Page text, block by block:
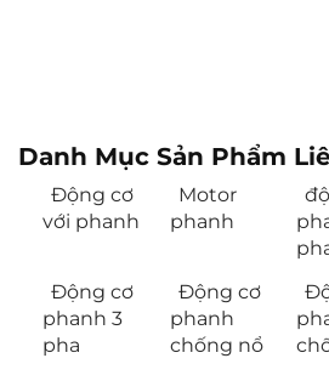
Danh Mục Sản Phẩm
Động cơ
với phanh
Motor
phanh
Động cơ
phanh 3
pha
Động cơ
phanh
chống nổ